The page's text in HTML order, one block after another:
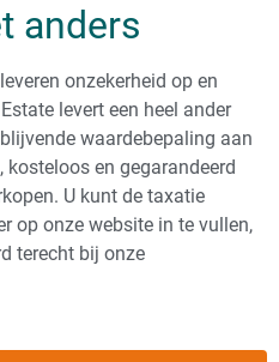
anders
onzekerheid op en
levert een heel ander
waardebepaling aan
en gegarandeerd
U kunt de taxatie
op onze website in te vullen,
terecht bij onze